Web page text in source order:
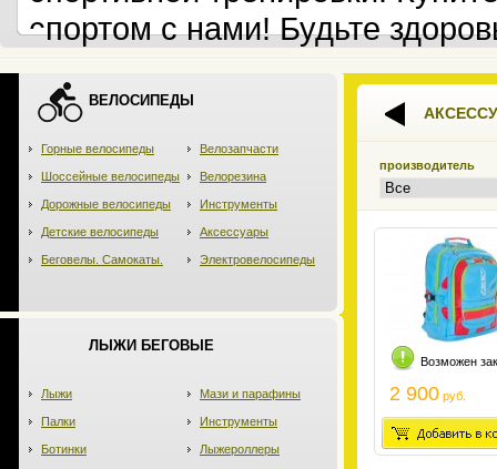
спортом с нами! Будьте
ВЕЛОСИПЕДЫ
Горные велосипеды
Шоссейные велосипеды
Дорожные велосипеды
Детские велосипеды
Беговелы. Самокаты.
Велозапчасти
Велорезина
Инструменты
Аксессуары
Электровелосипеды
ЛЫЖИ БЕГОВЫЕ
Лыжи
Палки
Ботинки
Мази и парафины
Инструменты
Лыжероллеры
производитель
Возможен
2 900 руб.